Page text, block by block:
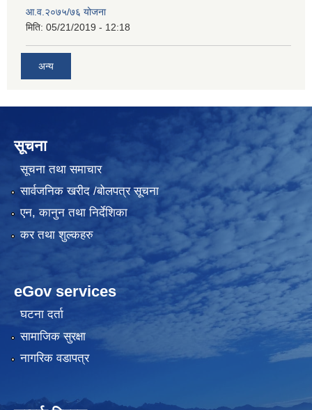
आ.व.२०७५/७६ योजना
मिति: 05/21/2019 - 12:18
अन्य
सूचना
सूचना तथा समाचार
सार्वजनिक खरीद /बोलपत्र सूचना
एन, कानुन तथा निर्देशिका
कर तथा शुल्कहरु
eGov services
घटना दर्ता
सामाजिक सुरक्षा
नागरिक वडापत्र